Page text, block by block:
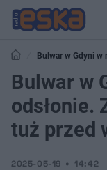
Bulwar w Gdyni w
wakacjami [GALERIA]
Bulwar w
odsłonie.
tuż przed
2025-05-19 14:42